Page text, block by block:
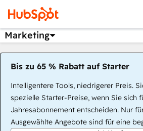
Marketing
Bis zu 65 % Rabatt auf Starter
Intelligentere Tools, niedrigerer Preis.
spezielle Starter-Preise, wenn Sie sich
Jahresabonnement entscheiden. Nur
Ausgewählte Angebote sind für eine